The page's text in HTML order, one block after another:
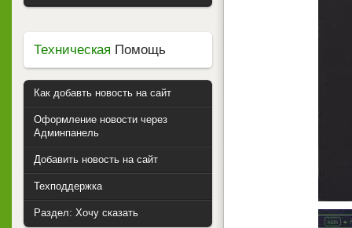
Техническая Помощь
Как добавть новость на сайт
Оформление новости через
Админпанель
Добавить новость на сайт
Техподдержка
Раздел: Хочу сказать